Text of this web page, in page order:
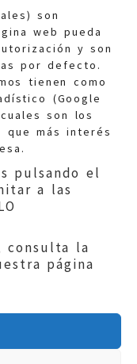
son
web pueda
y son
por defecto.
tienen como
(Google
son los
que más interés
pulsando el
a las
consulta la
página
/
privacidad|
de Aragón|